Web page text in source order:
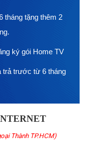
tháng tặng thêm 2
ký gói Home TV
trả trước từ 6 tháng
Thành TP.HCM)